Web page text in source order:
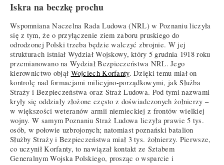
Iskra na beczkę prochu
Wspomniana Naczelna Rada Ludowa (NRL) w Poznaniu liczyła
się z tym, że o przyłączenie ziem zaboru pruskiego do
odrodzonej Polski trzeba będzie walczyć zbrojnie. W jej
strukturach istniał Wydział Wojskowy, który 5 grudnia 1918 roku
przemianowano na Wydział Bezpieczeństwa NRL. Jego
kierownictwo objął Wojciech Korfanty. Dzięki temu miał on
kontrolę nad formacjami milicyjno-porządkowymi, jak Służba
Straży i Bezpieczeństwa oraz Straż Ludowa. Pod tymi nazwami
kryły się oddziały złożone często z doświadczonych żołnierzy –
w większości weteranów armii niemieckiej z frontów wielkiej
wojny. W samym Poznaniu Straż Ludowa liczyła prawie 5 tys.
osób, w połowie uzbrojonych; natomiast poznański batalion
Służby Straży i Bezpieczeństwa miał 3 tys. żołnierzy. Pierwsze,
co uczynił Korfanty, to nawiązał kontakt ze Sztabem
Generalnym Wojska Polskiego, prosząc o wsparcie i